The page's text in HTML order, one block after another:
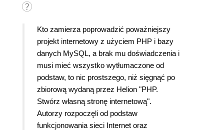
Kto zamierza poprowadzić poważniejszy
projekt internetowy z użyciem PHP i bazy
danych MySQL, a brak mu doświadczenia i
musi mieć wszystko wytłumaczone od
podstaw, to nic prostszego, niż sięgnąć po
zbiorową wydaną przez Helion "PHP.
Stwórz własną stronę internetową".
Autorzy rozpoczęli od podstaw
funkcjonowania sieci Internet oraz